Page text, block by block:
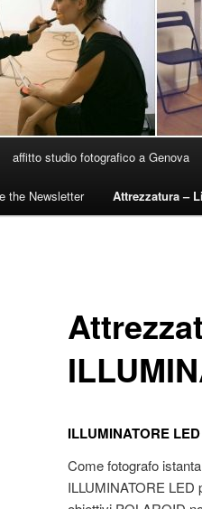
affitto studio fotografico a Genova
the Newsletter Attrezzatura –
ILLUMINATORE
Come fotografo
ILLUMINATORE LED